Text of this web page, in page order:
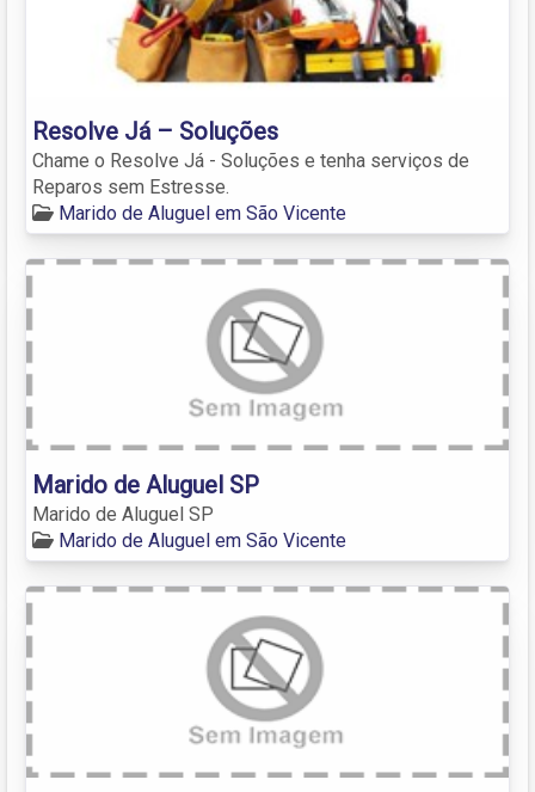
Resolve Já – Soluções
Chame o Resolve Já - Soluções e tenha serviços de
Reparos sem Estresse.
Marido de Aluguel em São Vicente
Marido de Aluguel SP
Marido de Aluguel SP
Marido de Aluguel em São Vicente